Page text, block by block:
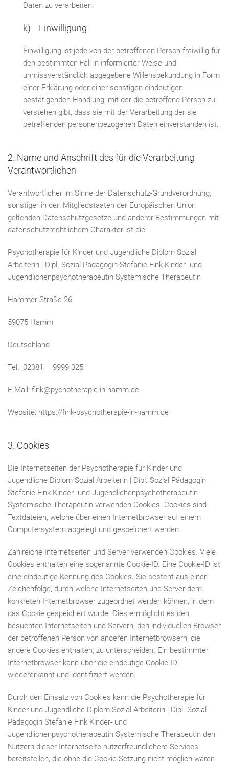
Daten zu verarbeiten.
k) Einwilligung
Einwilligung ist jede von der betroffenen Person freiwillig für
den bestimmten Fall in informierter Weise und
unmissverständlich abgegebene Willensbekundung in Form
einer Erklärung oder einer sonstigen eindeutigen
bestätigenden Handlung, mit der die betroffene Person zu
verstehen gibt, dass sie mit der Verarbeitung der sie
betreffenden personenbezogenen Daten einverstanden ist.
2. Name und Anschrift des für die Verarbeitung
Verantwortlichen
Verantwortlicher im Sinne der Datenschutz-Grundverordnung,
sonstiger in den Mitgliedstaaten der Europäischen Union
geltenden Datenschutzgesetze und anderer Bestimmungen mit
datenschutzrechtlichem Charakter ist die:
Psychotherapie für Kinder und Jugendliche Diplom Sozial
Arbeiterin | Dipl. Sozial Pädagogin Stefanie Fink Kinder- und
Jugendlichenpsychotherapeutin Systemische Therapeutin
Hammer Straße 26
59075 Hamm
Deutschland
Tel.: 02381 – 9999 325
E-Mail: fink@pychotherapie-in-hamm.de
Website: https://fink-psychotherapie-in-hamm.de
3. Cookies
Die Internetseiten der Psychotherapie für Kinder und
Jugendliche Diplom Sozial Arbeiterin | Dipl. Sozial Pädagogin
Stefanie Fink Kinder- und Jugendlichenpsychotherapeutin
Systemische Therapeutin verwenden Cookies. Cookies sind
Textdateien, welche über einen Internetbrowser auf einem
Computersystem abgelegt und gespeichert werden.
Zahlreiche Internetseiten und Server verwenden Cookies. Viele
Cookies enthalten eine sogenannte Cookie-ID. Eine Cookie-ID ist
eine eindeutige Kennung des Cookies. Sie besteht aus einer
Zeichenfolge, durch welche Internetseiten und Server dem
konkreten Internetbrowser zugeordnet werden können, in dem
das Cookie gespeichert wurde. Dies ermöglicht es den
besuchten Internetseiten und Servern, den individuellen Browser
der betroffenen Person von anderen Internetbrowsern, die
andere Cookies enthalten, zu unterscheiden. Ein bestimmter
Internetbrowser kann über die eindeutige Cookie-ID
wiedererkannt und identifiziert werden.
Durch den Einsatz von Cookies kann die Psychotherapie für
Kinder und Jugendliche Diplom Sozial Arbeiterin | Dipl. Sozial
Pädagogin Stefanie Fink Kinder- und
Jugendlichenpsychotherapeutin Systemische Therapeutin den
Nutzern dieser Internetseite nutzerfreundlichere Services
bereitstellen, die ohne die Cookie-Setzung nicht möglich wären.